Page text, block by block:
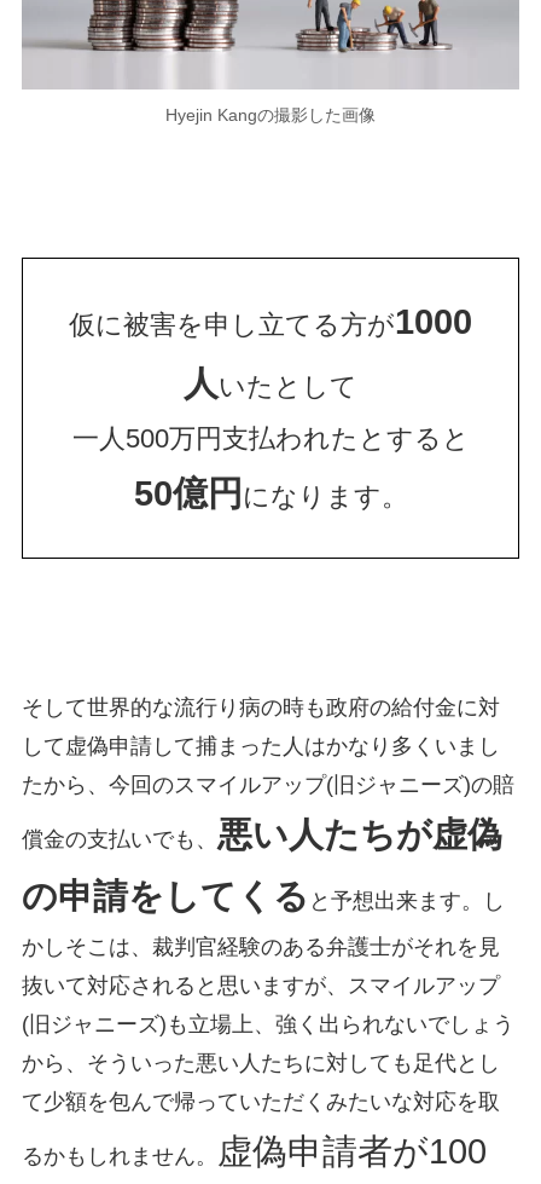
Hyejin Kangの撮影した画像
仮に被害を申し立てる方が1000
人 いたとして
一人500万円支払われたとすると
50億円 になります。
そして世界的な流行り病の時も政府の給付金に対
して虚偽申請して捕まった人はかなり多くいまし
たから、今回のスマイルアップ(旧ジャニーズ)の賠
償金の支払いでも、 悪い人たちが虚偽
の申請をしてくる と予想出来ます。し
かしそこは、裁判官経験のある弁護士がそれを見
抜いて対応されると思いますが、スマイルアップ
(旧ジャニーズ)も立場上、強く出られないでしょう
から、そういった悪い人たちに対しても足代とし
て少額を包んで帰っていただくみたいな対応を取
るかもしれません。 虚偽申請者が100